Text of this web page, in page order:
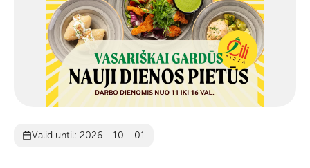
Valid until: 2026 - 10 - 01